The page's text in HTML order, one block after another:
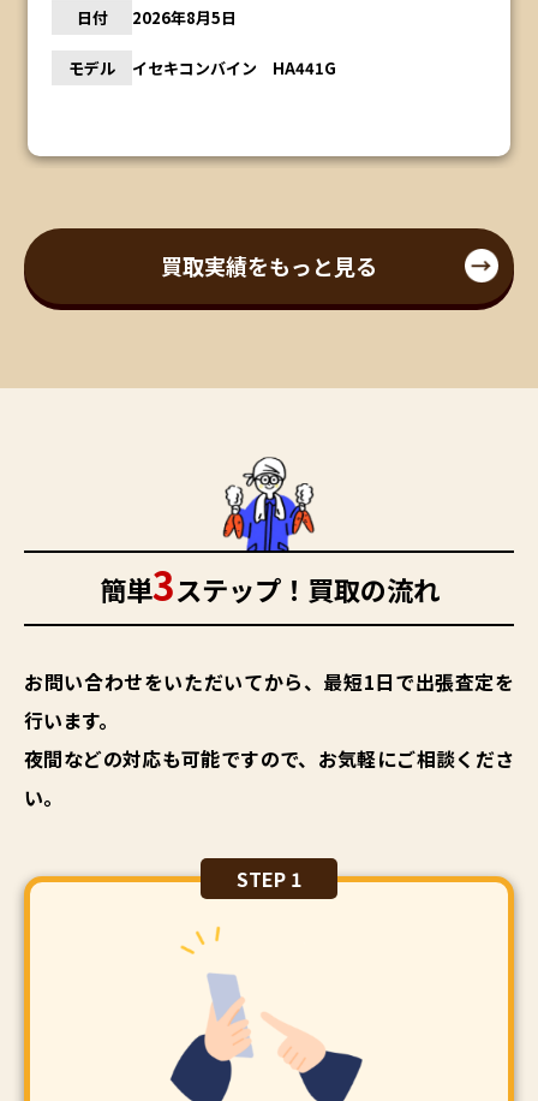
日付 2026年8月5日
モデル イセキコンバイン HA441G
買取実績をもっと見る
簡単3ステップ！買取の流れ
お問い合わせをいただいてから、最短1日で出張査定を
行います。
夜間などの対応も可能ですので、お気軽にご相談くださ
い。
STEP 1